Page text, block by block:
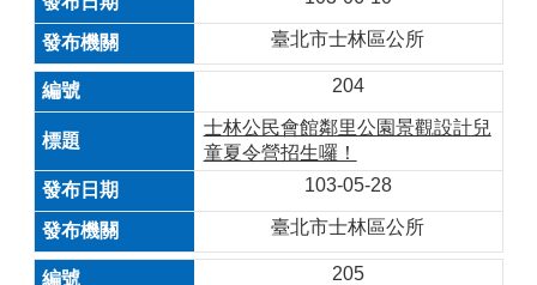
臺北市士林區公所
204
士林公民會館鄰里公園景觀設計兒
童夏令營招生囉！
103-05-28
臺北市士林區公所
205